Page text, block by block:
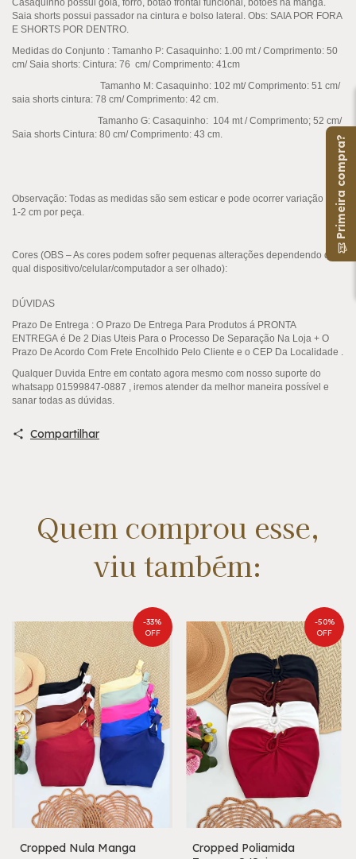
Primeira compra?
Saia shorts possui passador na cintura e bolso lateral. Obs: SAIA POR FORA
E SHORTS POR DENTRO.
Medidas do Conjunto : Tamanho P: Casaquinho: 1.00 mt / Comprimento: 50
cm/ Saia shorts: Cintura: 76 cm/ Comprimento: 41cm
Tamanho M: Casaquinho: 102 mt/ Comprimento: 51 cm/
saia shorts cintura: 78 cm/ Comprimento: 42 cm.
Tamanho G: Casaquinho: 104 mt / Comprimento; 52 cm/
Saia shorts Cintura: 80 cm/ Comprimento: 43 cm.
Observação: Todas as medidas são sem esticar e pode ocorrer variação de
1-2 cm por peça.
Cores (OBS – As cores podem sofrer pequenas alterações dependendo de
qual dispositivo/celular/computador a ser olhado):
DÚVIDAS
Prazo De Entrega : O Prazo De Entrega Para Produtos á PRONTA
ENTREGA é De 2 Dias Uteis Para o Processo De Separação Na Loja + O
Prazo De Acordo Com Frete Encolhido Pelo Cliente e o CEP Da Localidade .
Qualquer Duvida Entre em contato agora mesmo com nosso suporte do
whatsapp 01599847-0887 , iremos atender da melhor maneira possível e
sanar todas as dúvidas.
Compartilhar
Quem comprou esse,
viu também:
-33%
OFF
Cropped Nula Manga
-50%
OFF
Cropped Poliamida